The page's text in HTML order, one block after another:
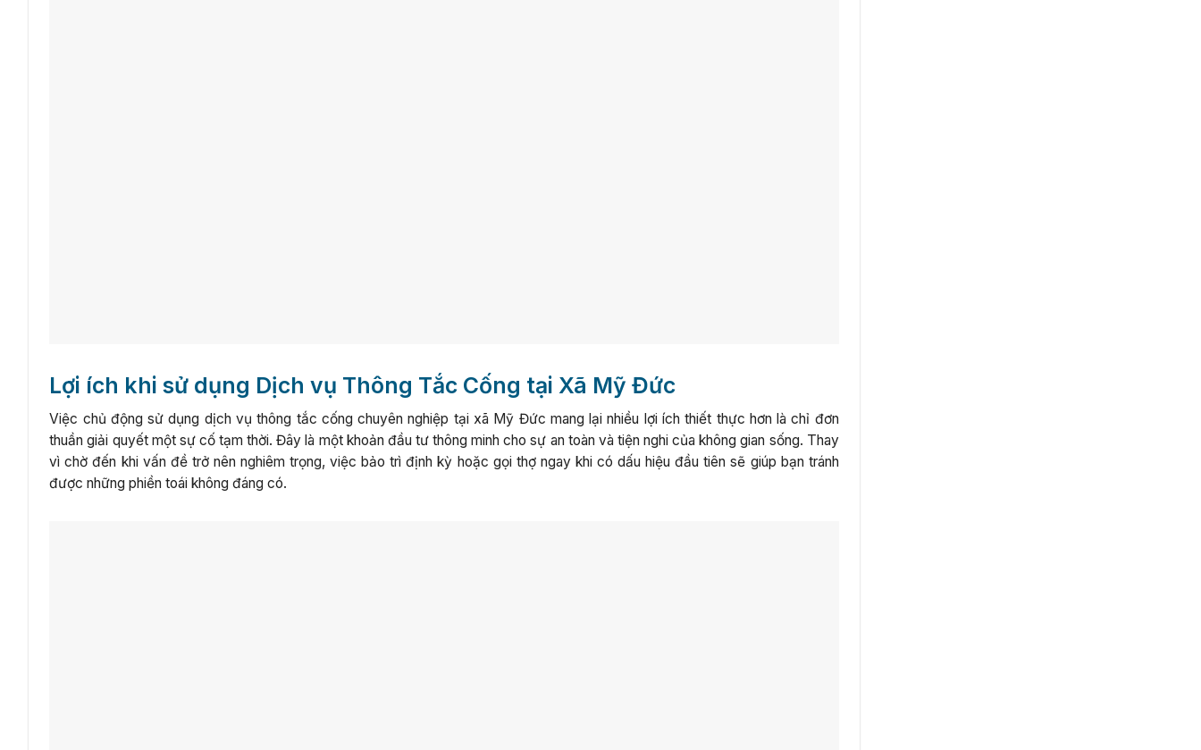
Lợi ích khi sử dụng Dịch vụ Thông Tắc Cống tại Xã Mỹ Đức
Việc chủ động sử dụng dịch vụ thông tắc cống chuyên nghiệp tại xã Mỹ Đức mang lại nhiều lợi ích thiết thực hơn là chỉ đơn
thuần giải quyết một sự cố tạm thời. Đây là một khoản đầu tư thông minh cho sự an toàn và tiện nghi của không gian sống. Thay
vì chờ đến khi vấn đề trở nên nghiêm trọng, việc bảo trì định kỳ hoặc gọi thợ ngay khi có dấu hiệu đầu tiên sẽ giúp bạn tránh
được những phiền toái không đáng có.